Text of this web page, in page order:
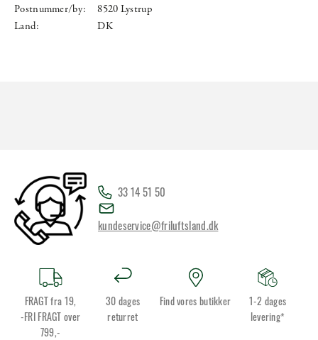
Postnummer/by:
8520 Lystrup
Land:
DK
33 14 51 50
kundeservice@friluftsland.dk
FRAGT fra 19,
-FRI FRAGT over
799,-
30 dages
returret
Find vores butikker
1-2 dages
levering*